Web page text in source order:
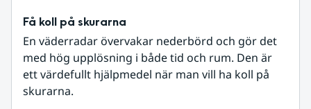
Få koll på skurarna
En väderradar övervakar nederbörd och gör det
med hög upplösning i både tid och rum. Den är
ett värdefullt hjälpmedel när man vill ha koll på
skurarna.